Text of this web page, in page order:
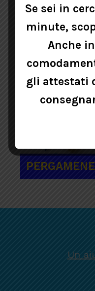
BOMBONIERE
PERGAMENE
Un
Se sei in
minute,
Anche
gli attestati